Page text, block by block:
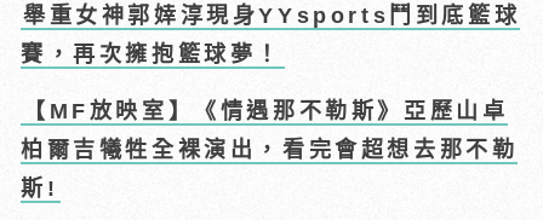
舉重女神郭婞淳現身YYsports鬥到底籃球
賽，再次擁抱籃球夢！
【MF放映室】《情遇那不勒斯》亞歷山卓
柏爾吉犧牲全裸演出，看完會超想去那不勒
斯!